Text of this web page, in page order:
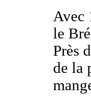
Avec
le
Près
de la